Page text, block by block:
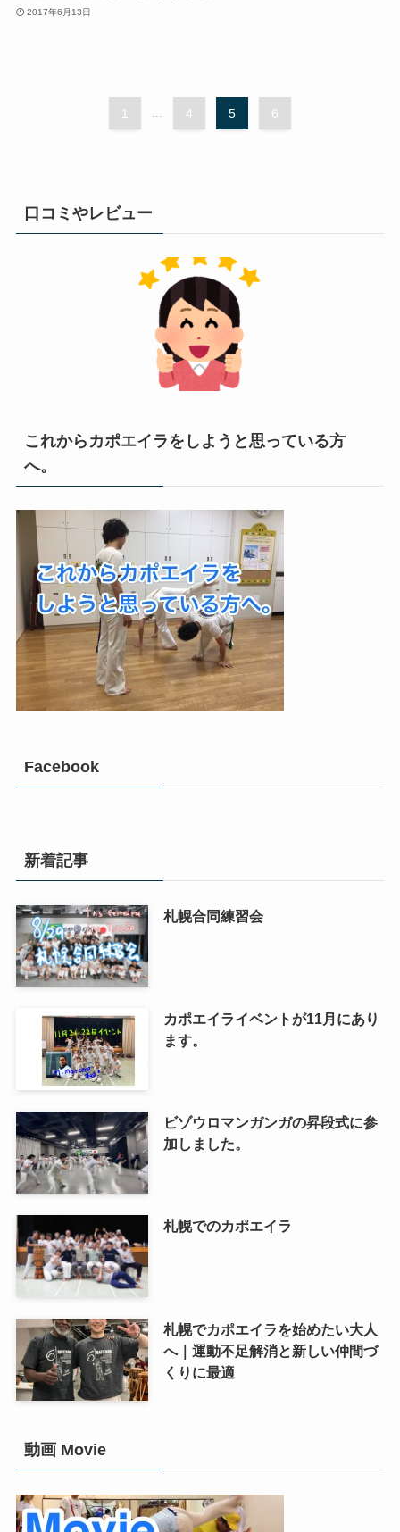
2017年6月13日
1 ... 4 5 6
口コミやレビュー
これからカポエイラをしようと思っている方
へ。
Facebook
新着記事
札幌合同練習会
カポエイライベントが11月にあり
ます。
ビゾウロマンガンガの昇段式に参
加しました。
札幌でのカポエイラ
札幌でカポエイラを始めたい大人
へ｜運動不足解消と新しい仲間づ
くりに最適
動画 Movie